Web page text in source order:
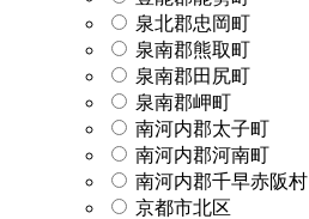
泉北郡忠岡町
泉南郡熊取町
泉南郡田尻町
泉南郡岬町
南河内郡太子町
南河内郡河南町
南河内郡千早赤阪村
京都市北区